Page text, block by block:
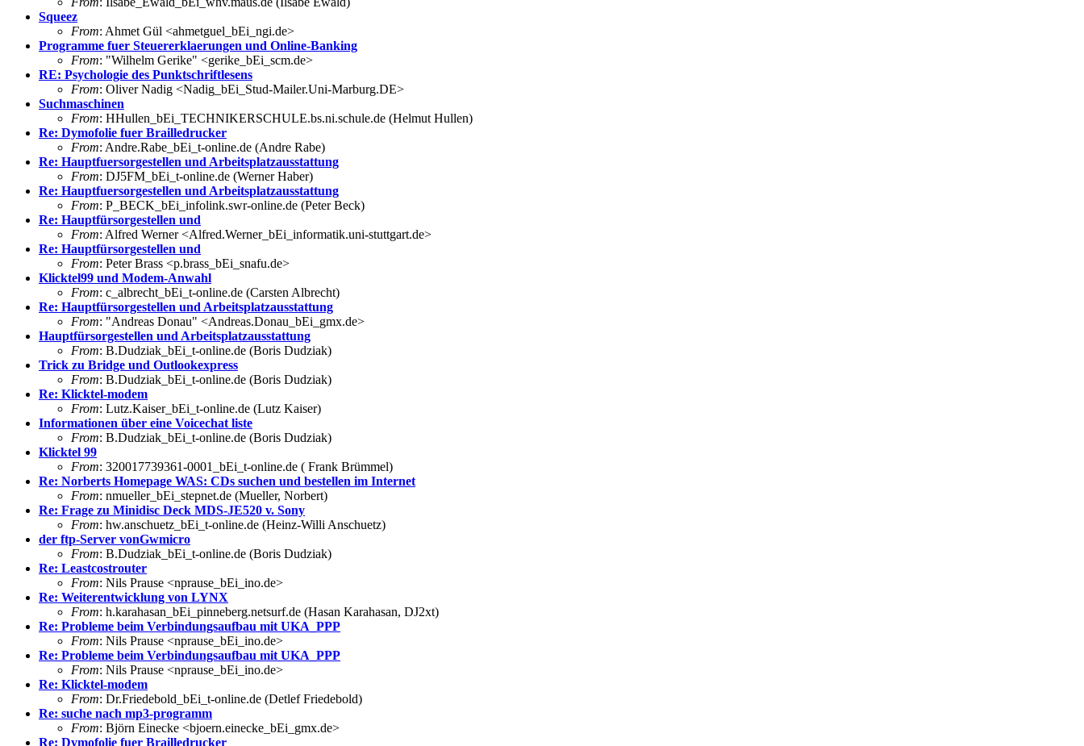
Squeez
From: Ahmet Gül <ahmetguel_bEi_ngi.de>
Programme fuer Steuererklaerungen und Online-Banking
From: "Wilhelm Gerike" <gerike_bEi_scm.de>
RE: Psychologie des Punktschriftlesens
From: Oliver Nadig <Nadig_bEi_Stud-Mailer.Uni-Marburg.DE>
Suchmaschinen
From: HHullen_bEi_TECHNIKERSCHULE.bs.ni.schule.de (Helmut Hullen)
Re: Dymofolie fuer Brailledrucker
From: Andre.Rabe_bEi_t-online.de (Andre Rabe)
Re: Hauptfuersorgestellen und Arbeitsplatzausstattung
From: DJ5FM_bEi_t-online.de (Werner Haber)
Re: Hauptfuersorgestellen und Arbeitsplatzausstattung
From: P_BECK_bEi_infolink.swr-online.de (Peter Beck)
Re: Hauptfürsorgestellen und
From: Alfred Werner <Alfred.Werner_bEi_informatik.uni-stuttgart.de>
Re: Hauptfürsorgestellen und
From: Peter Brass <p.brass_bEi_snafu.de>
Klicktel99 und Modem-Anwahl
From: c_albrecht_bEi_t-online.de (Carsten Albrecht)
Re: Hauptfürsorgestellen und Arbeitsplatzausstattung
From: "Andreas Donau" <Andreas.Donau_bEi_gmx.de>
Hauptfürsorgestellen und Arbeitsplatzausstattung
From: B.Dudziak_bEi_t-online.de (Boris Dudziak)
Trick zu Bridge und Outlookexpress
From: B.Dudziak_bEi_t-online.de (Boris Dudziak)
Re: Klicktel-modem
From: Lutz.Kaiser_bEi_t-online.de (Lutz Kaiser)
Informationen über eine Voicechat liste
From: B.Dudziak_bEi_t-online.de (Boris Dudziak)
Klicktel 99
From: 320017739361-0001_bEi_t-online.de ( Frank Brümmel)
Re: Norberts Homepage WAS: CDs suchen und bestellen im Internet
From: nmueller_bEi_stepnet.de (Mueller, Norbert)
Re: Frage zu Minidisc Deck MDS-JE520 v. Sony
From: hw.anschuetz_bEi_t-online.de (Heinz-Willi Anschuetz)
der ftp-Server vonGwmicro
From: B.Dudziak_bEi_t-online.de (Boris Dudziak)
Re: Leastcostrouter
From: Nils Prause <nprause_bEi_ino.de>
Re: Weiterentwicklung von LYNX
From: h.karahasan_bEi_pinneberg.netsurf.de (Hasan Karahasan, DJ2xt)
Re: Probleme beim Verbindungsaufbau mit UKA_PPP
From: Nils Prause <nprause_bEi_ino.de>
Re: Probleme beim Verbindungsaufbau mit UKA_PPP
From: Nils Prause <nprause_bEi_ino.de>
Re: Klicktel-modem
From: Dr.Friedebold_bEi_t-online.de (Detlef Friedebold)
Re: suche nach mp3-programm
From: Björn Einecke <bjoern.einecke_bEi_gmx.de>
Re: Dymofolie fuer Brailledrucker